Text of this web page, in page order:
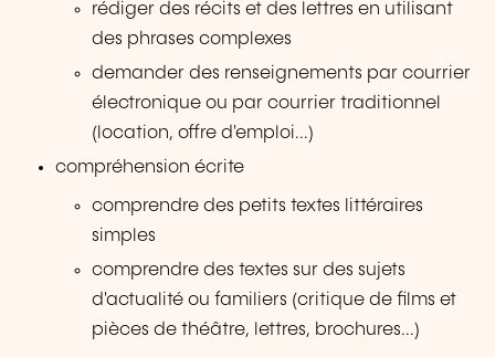
rédiger des récits et des lettres en utilisant
des phrases complexes
demander des renseignements par courrier
électronique ou par courrier traditionnel
(location, offre d'emploi...)
compréhension écrite
comprendre des petits textes littéraires
simples
comprendre des textes sur des sujets
d'actualité ou familiers (critique de films et
pièces de théâtre, lettres, brochures...)